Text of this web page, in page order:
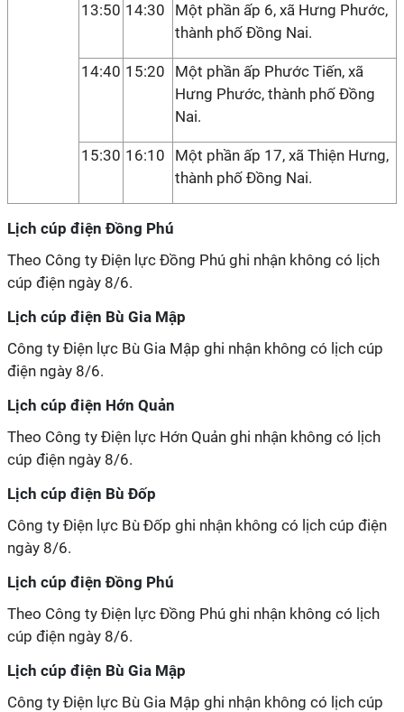
13:50 14:30
Một phần ấp 6, xã Hưng Phước,
thành phố Đồng Nai.
14:40 15:20
Một phần ấp Phước Tiến, xã
Hưng Phước, thành phố Đồng
Nai.
15:30 16:10
Một phần ấp 17, xã Thiện Hưng,
thành phố Đồng Nai.
Lịch cúp điện Đồng Phú
Theo Công ty Điện lực Đồng Phú ghi nhận không có lịch
cúp điện ngày 8/6.
Lịch cúp điện Bù Gia Mập
Công ty Điện lực Bù Gia Mập ghi nhận không có lịch cúp
điện ngày 8/6.
Lịch cúp điện Hớn Quản
Theo Công ty Điện lực Hớn Quản ghi nhận không có lịch
cúp điện ngày 8/6.
Lịch cúp điện Bù Đốp
Công ty Điện lực Bù Đốp ghi nhận không có lịch cúp điện
ngày 8/6.
Lịch cúp điện Đồng Phú
Theo Công ty Điện lực Đồng Phú ghi nhận không có lịch
cúp điện ngày 8/6.
Lịch cúp điện Bù Gia Mập
Công ty Điện lực Bù Gia Mập ghi nhận không có lịch cúp